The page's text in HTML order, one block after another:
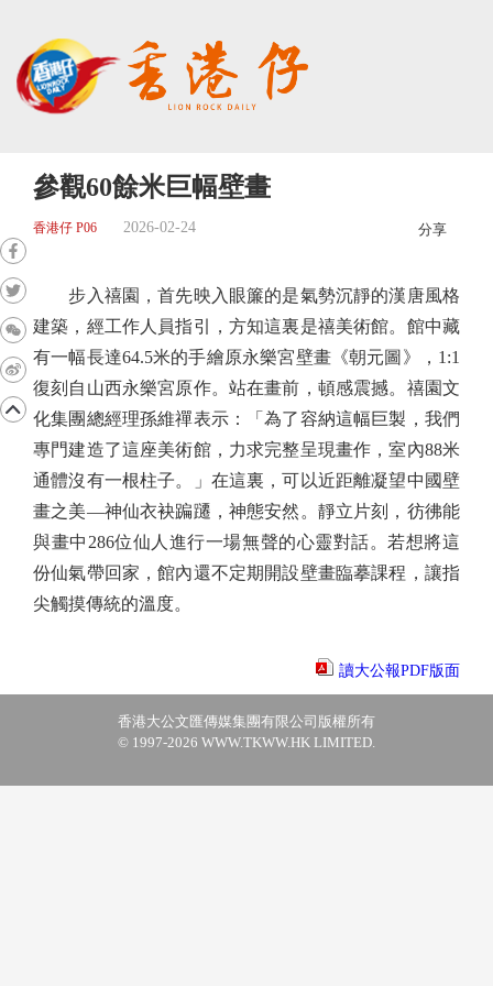
參觀60餘米巨幅壁畫
香港仔 P06 2026-02-24 分享
步入禧園，首先映入眼簾的是氣勢沉靜的漢唐風格
建築，經工作人員指引，方知這裏是禧美術館。館中藏
有一幅長達64.5米的手繪原永樂宮壁畫《朝元圖》，1:1
復刻自山西永樂宮原作。站在畫前，頓感震撼。禧園文
化集團總經理孫維禪表示：「為了容納這幅巨製，我們
專門建造了這座美術館，力求完整呈現畫作，室內88米
通體沒有一根柱子。」在這裏，可以近距離凝望中國壁
畫之美—神仙衣袂蹁躚，神態安然。靜立片刻，彷彿能
與畫中286位仙人進行一場無聲的心靈對話。若想將這
份仙氣帶回家，館內還不定期開設壁畫臨摹課程，讓指
尖觸摸傳統的溫度。
讀大公報PDF版面
香港大公文匯傳媒集團有限公司版權所有
© 1997-2026 WWW.TKWW.HK LIMITED.